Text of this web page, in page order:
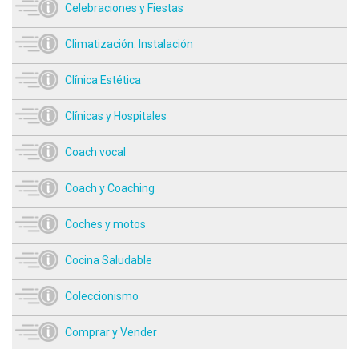
Celebraciones y Fiestas
Climatización. Instalación
Clínica Estética
Clínicas y Hospitales
Coach vocal
Coach y Coaching
Coches y motos
Cocina Saludable
Coleccionismo
Comprar y Vender